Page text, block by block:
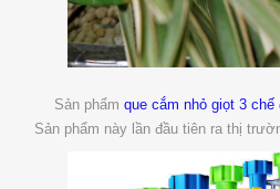
Sản phẩm que cắm nhỏ giọt 3 chế
Sản phẩm này lần đầu tiên ra thị